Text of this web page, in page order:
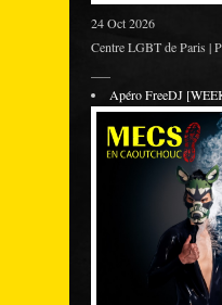
24 Oct 2026
Centre LGBT de Paris |
Apéro FreeDJ